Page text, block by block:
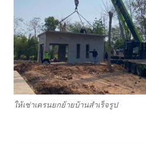
ให้เช่าเครนยกย้ายบ้านสำเร็จรูป